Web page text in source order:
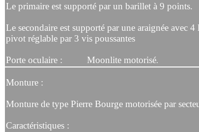
Le primaire est supporté par un barillet à 9 points.
Le secondaire est supporté par une araignée avec
pivot réglable par 3 vis poussantes
Porte oculaire : Moonlite motorisé.
Monture :
Monture de type Pierre Bourge motorisée par
Caractéristiques :